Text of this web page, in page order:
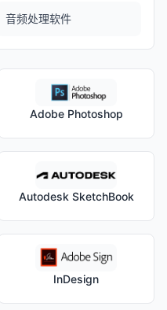
音频处理软件
Adobe Photoshop
Autodesk SketchBook
InDesign